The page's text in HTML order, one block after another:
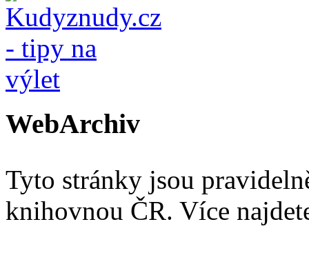
WebArchiv
Tyto stránky jsou
knihovnou ČR. Více